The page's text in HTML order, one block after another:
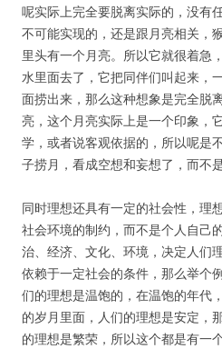
呢实际上完全要脱离实际的，没有
不可能实现的，还是跟月亮相关，
里头有一个月亮。所以它就很着急
水里面去了，它把同伴们叫起来，
面捞出来，那么这种想象是完全脱
亮，这个月亮实际上是一个印象，
学，或者说客观依据的，所以呢是
子捞月，看成空想和妄想了，而不
同时理想还具有一定的社会性，理
社会环境的制约，而不是个人自己
治、经济、文化、环境，决定人们
依赖于一定社会的条件，那么举个
们的理想是温饱的，在温饱的年代
的岁月里面，人们的理想是安定，
的理想是繁荣，所以这个都是有一